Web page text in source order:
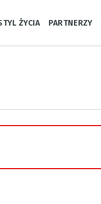
ŻYCIA PARTNERZY